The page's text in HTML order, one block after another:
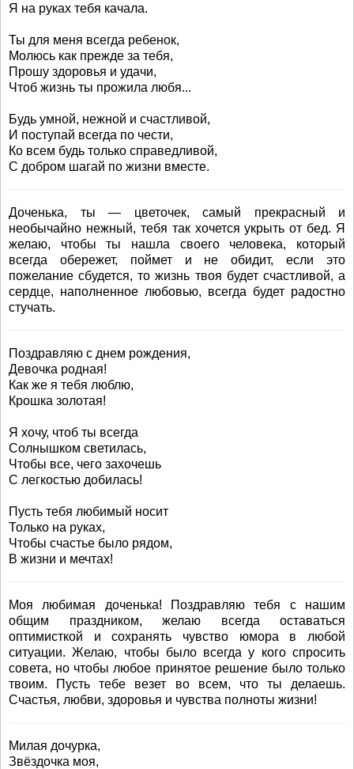
Я на руках тебя качала.
Ты для меня всегда ребенок,
Молюсь как прежде за тебя,
Прошу здоровья и удачи,
Чтоб жизнь ты прожила любя...
Будь умной, нежной и счастливой,
И поступай всегда по чести,
Ко всем будь только справедливой,
С добром шагай по жизни вместе.
Доченька, ты — цветочек, самый прекрасный и
необычайно нежный, тебя так хочется укрыть от бед. Я
желаю, чтобы ты нашла своего человека, который
всегда обережет, поймет и не обидит, если это
пожелание сбудется, то жизнь твоя будет счастливой, а
сердце, наполненное любовью, всегда будет радостно
стучать.
Поздравляю с днем рождения,
Девочка родная!
Как же я тебя люблю,
Крошка золотая!
Я хочу, чтоб ты всегда
Солнышком светилась,
Чтобы все, чего захочешь
С легкостью добилась!
Пусть тебя любимый носит
Только на руках,
Чтобы счастье было рядом,
В жизни и мечтах!
Моя любимая доченька! Поздравляю тебя с нашим
общим праздником, желаю всегда оставаться
оптимисткой и сохранять чувство юмора в любой
ситуации. Желаю, чтобы было всегда у кого спросить
совета, но чтобы любое принятое решение было только
твоим. Пусть тебе везет во всем, что ты делаешь.
Счастья, любви, здоровья и чувства полноты жизни!
Милая дочурка,
Звёздочка моя,